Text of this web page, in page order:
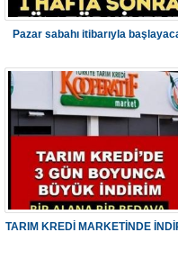
Pazar sabahı itibarıyla
TARIM KREDİ MARKETİNDE